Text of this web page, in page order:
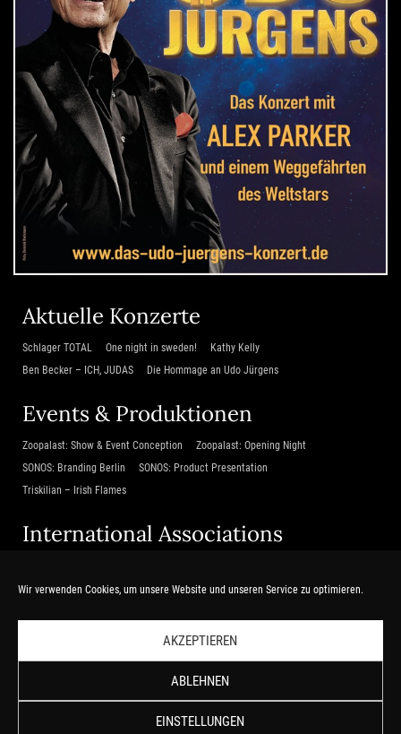
Wir verwenden Cookies, um unsere Website und unseren Service zu optimieren.
AKZEPTIEREN
ABLEHNEN
EINSTELLUNGEN
Aktuelle Konzerte
Schlager TOTAL One night in sweden!
Kathy Kelly
Ben Becker – ICH, JUDAS
Die Hommage an Udo Jürgens
Events & Produktionen
Zoopalast: Show & Event Conception
Zoopalast: Opening Night
SONOS: Branding Berlin
SONOS: Product Presentation
Triskilian – Irish Flames
International Associations
Zubin Mehta & das Israel Philharmonic Orchestra
Service